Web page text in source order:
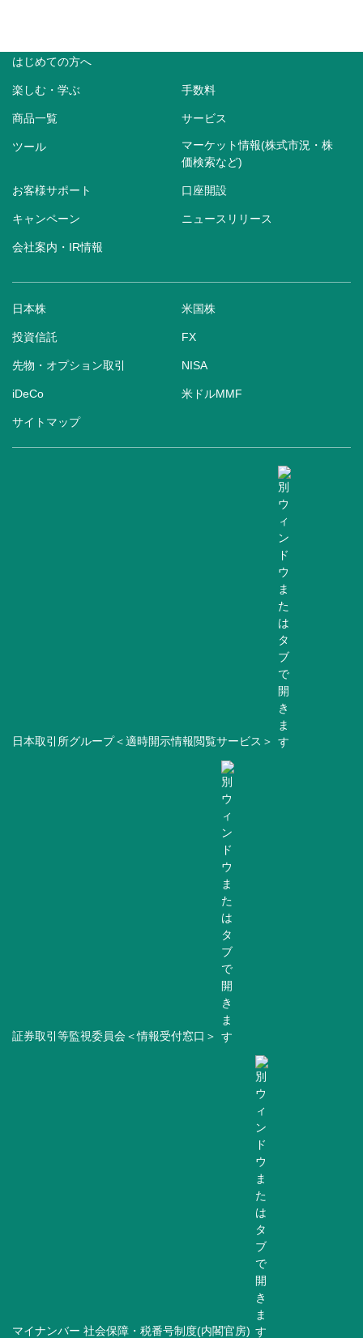
はじめての方へ
楽しむ・学ぶ 手数料
商品一覧 サービス
ツール
マーケット情報(株式市況・株
価検索など)
お客様サポート 口座開設
キャンペーン ニュースリリース
会社案内・IR情報
日本株 米国株
投資信託 FX
先物・オプション取引 NISA
iDeCo 米ドルMMF
サイトマップ
日本取引所グループ＜適時開示情報閲覧サービス＞
証券取引等監視委員会＜情報受付窓口＞
マイナンバー 社会保障・税番号制度(内閣官房)